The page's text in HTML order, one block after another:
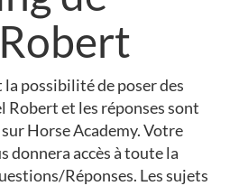
la possibilité de poser des
Robert et les réponses sont
Horse Academy. Votre
donnera accès à toute la
Réponses. Les sujets